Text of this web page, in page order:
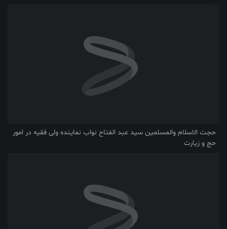
حجت الاسلام والمسلمین سید عبد الفتاح نواب نماینده ولی فقیه در امور
حج و زیارت